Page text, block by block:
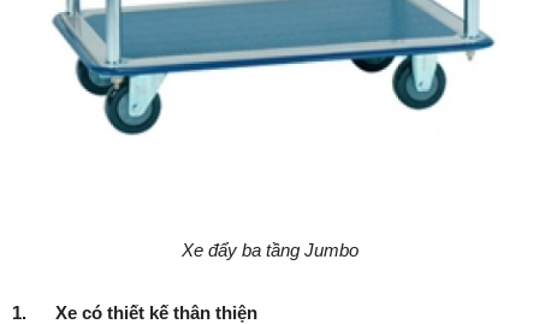
Xe đẩy ba tầng Jumbo
1. Xe có thiết kế thân thiện